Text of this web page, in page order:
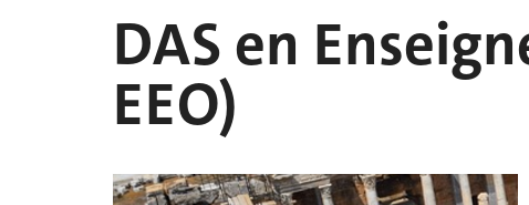
DAS en
EEO)